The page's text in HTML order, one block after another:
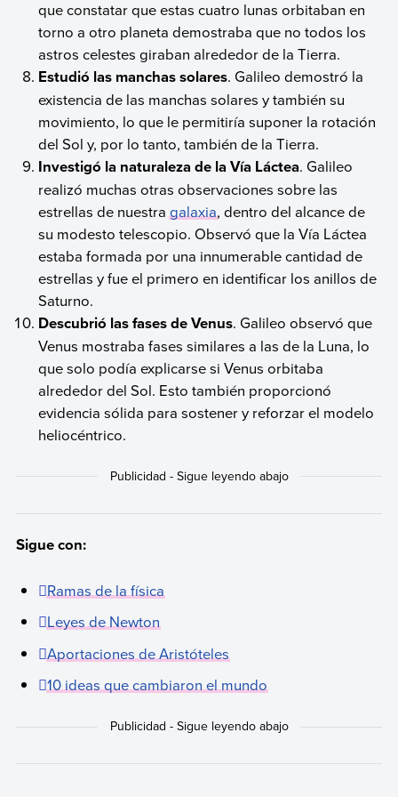
que constatar que estas cuatro lunas orbitaban en
torno a otro planeta demostraba que no todos los
astros celestes giraban alrededor de la Tierra.
Estudió las manchas solares. Galileo demostró la
existencia de las manchas solares y también su
movimiento, lo que le permitiría suponer la rotación
del Sol y, por lo tanto, también de la Tierra.
Investigó la naturaleza de la Vía Láctea. Galileo
realizó muchas otras observaciones sobre las
estrellas de nuestragalaxia, dentro del alcance de
su modesto telescopio. Observó que la Vía Láctea
estaba formada por una innumerable cantidad de
estrellas y fue el primero en identificar los anillos de
Saturno.
Descubrió las fases de Venus. Galileo observó que
Venus mostraba fases similares a las de la Luna, lo
que solo podía explicarse si Venus orbitaba
alrededor del Sol. Esto también proporcionó
evidencia sólida para sostener y reforzar el modelo
heliocéntrico.
Sigue con:
Ramas de la física
Leyes de Newton
Aportaciones de Aristóteles
10 ideas que cambiaron el mundo